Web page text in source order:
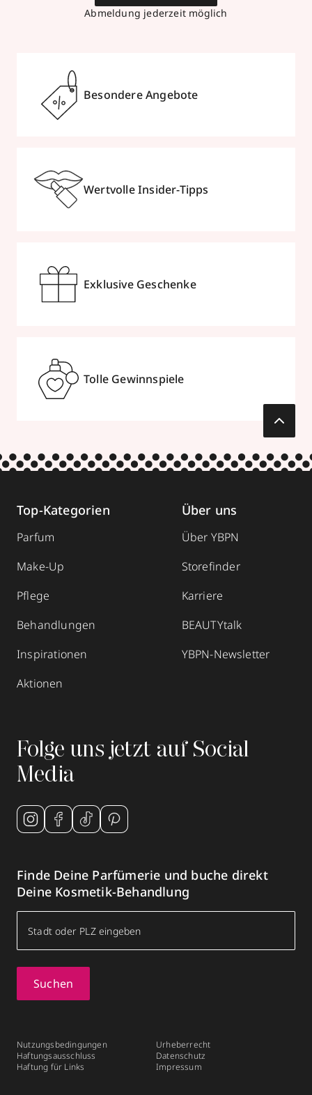
Abmeldung jederzeit möglich
Besondere Angebote
Wertvolle Insider-Tipps
Exklusive Geschenke
Tolle Gewinnspiele
Top-Kategorien
Parfum
Make-Up
Pflege
Behandlungen
Inspirationen
Aktionen
Über uns
Über YBPN
Storefinder
Karriere
BEAUTYtalk
YBPN-Newsletter
Folge uns jetzt auf Social
Media
Finde Deine Parfümerie und buche direkt
Deine Kosmetik-Behandlung
Suchen
Nutzungsbedingungen
Haftungsausschluss
Haftung für Links
Urheberrecht
Datenschutz
Impressum